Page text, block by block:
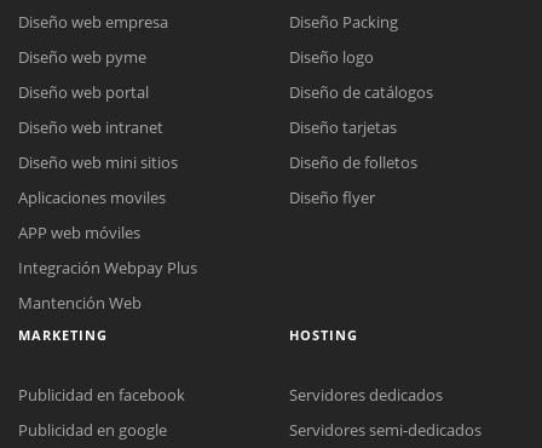
Diseño web empresa
Diseño web pyme
Diseño web portal
Diseño web intranet
Diseño web mini sitios
Aplicaciones moviles
APP web móviles
Integración Webpay Plus
Mantención Web
Diseño Packing
Diseño logo
Diseño de catálogos
Diseño tarjetas
Diseño de folletos
Diseño flyer
MARKETING
Publicidad en facebook
Publicidad en google
HOSTING
Servidores dedicados
Servidores semi-dedicados